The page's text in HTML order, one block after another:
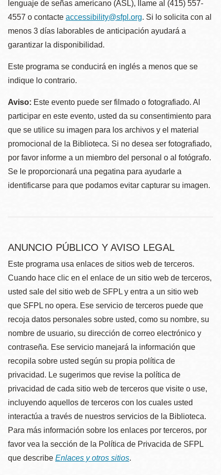
lenguaje de señas americano (ASL), llame al (415) 557-
4557 o contacte accessibility@sfpl.org. Si lo solicita con al
menos 3 días laborables de anticipación ayudará a
garantizar la disponibilidad.
Este programa se conducirá en inglés a menos que se
indique lo contrario.
Aviso: Este evento puede ser filmado o fotografiado. Al
participar en este evento, usted da su consentimiento para
que se utilice su imagen para los archivos y el material
promocional de la Biblioteca. Si no desea ser fotografiado,
por favor informe a un miembro del personal o al fotógrafo.
Se le proporcionará una pegatina para ayudarle a
identificarse para que podamos evitar capturar su imagen.
ANUNCIO PÚBLICO Y AVISO LEGAL
Este programa usa enlaces de sitios web de terceros.
Cuando hace clic en el enlace de un sitio web de terceros,
usted sale del sitio web de SFPL y entra a un sitio web
que SFPL no opera. Ese servicio de terceros puede que
recoja datos personales sobre usted, como su nombre, su
nombre de usuario, su dirección de correo electrónico y
contraseña. Ese servicio manejará la información que
recopila sobre usted según su propia política de
privacidad. Le sugerimos que revise la política de
privacidad de cada sitio web de terceros que visite o use,
incluyendo aquellos de terceros con los cuales usted
interactúa a través de nuestros servicios de la Biblioteca.
Para más información sobre los enlaces por terceros, por
favor vea la sección de la Política de Privacida de SFPL
que describe Enlaces y otros sitios.